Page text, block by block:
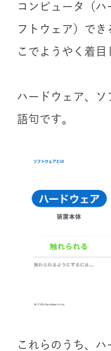
コンピュータ（
フトウェア）でき
こでようやく着目
ハードウェア、ソ
語句です。
これらのうち、